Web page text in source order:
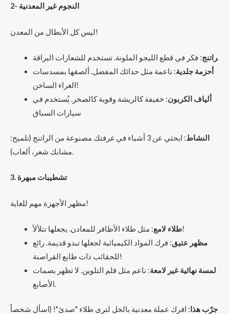
2- النجوم غير المعدنية
ليس كل الأبطال من المعدن!
راتنج: فكر في قطع الليجو الملونة. تستخدم للشعارات البراقة.
أحزمة جلدية: ناعمة مثل حذائك المفضل. ألصقها بمسدسات
الغراء الساخن!
ألياف الكربون: خفيفة كالريشة وقوية كالصخر. يُستخدم في
سيارات السباق
النشاط
: ابحثي عن 3 أشياء في غرفتك مصنوعة من الراتنج (تلميح:
مشابك شعر، ألعاب).
3. تشطيبات مبهرة
مظهر الأجهزة مهم للغاية!
طلاء لامع: مثل طلاء الأظافر للمعادن. يجعلها تتلألأ!
مظهر عتيق: فرك المواد الكيميائية لجعلها تبدو قديمة. رائع
للحقائب ذات طابع القراصنة!
لمسة نهائية غير لامعة: ناعم مثل قلم التلوين. لا تظهر بصمات
الأصابع.
جرّب هذا : افرك عملة معدنية بالخل لترى طلاء "صدئ"! (اسأل شخصاً